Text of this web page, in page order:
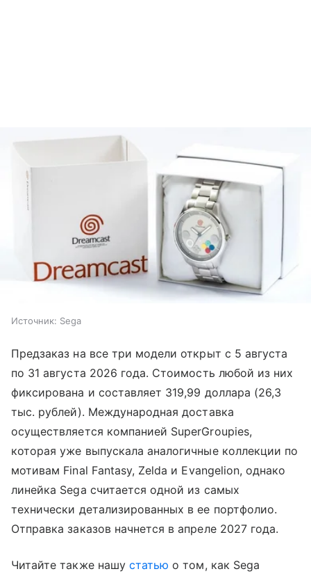
Источник: Sega
Предзаказ на все три модели открыт с 5 августа
по 31 августа 2026 года. Стоимость любой из них
фиксирована и составляет 319,99 доллара (26,3
тыс. рублей). Международная доставка
осуществляется компанией SuperGroupies,
которая уже выпускала аналогичные коллекции по
мотивам Final Fantasy, Zelda и Evangelion, однако
линейка Sega считается одной из самых
технически детализированных в ее портфолио.
Отправка заказов начнется в апреле 2027 года.
Читайте также нашу статью о том, как Sega